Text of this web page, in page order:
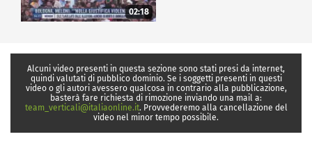
02:18
Alcuni video presenti in questa sezione sono stati presi da internet,
quindi valutati di pubblico dominio. Se i soggetti presenti in questi
video o gli autori avessero qualcosa in contrario alla pubblicazione,
basterà fare richiesta di rimozione inviando una mail a:
team_verticali@italiaonline.it. Provvederemo alla cancellazione del
video nel minor tempo possibile.